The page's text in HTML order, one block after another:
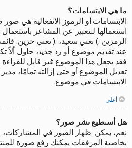
ما هي الابتسامات؟
الابتسامات أو الرموز الانفعالية هي
استعمالها للتعبير عن المشاعر
الرمزين :) تعني سعيد، :( تعني حزين.
عند تقديم موضوع أو رد جديد، حاول ألاّ
فقد يجعل هذا الموضوع غير قابل
تعديل الموضوع أو حتى إزالته تمامًا،
الابتسامات في موضوع.
أعلى
هل أستطيع نشر صور؟
نعم، يمكن إظهار الصور في المشاركات،
بخاصية المرفقات يمكنك رفع صورة